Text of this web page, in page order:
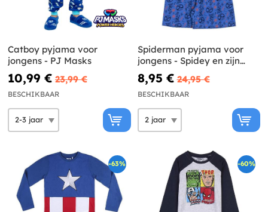
Catboy pyjama voor
jongens - PJ Masks
10,99 € 23,99 €
BESCHIKBAAR
Spiderman pyjama voor
jongens - Spidey en zijn
superteam
8,95 € 24,95 €
BESCHIKBAAR
-63% -60%